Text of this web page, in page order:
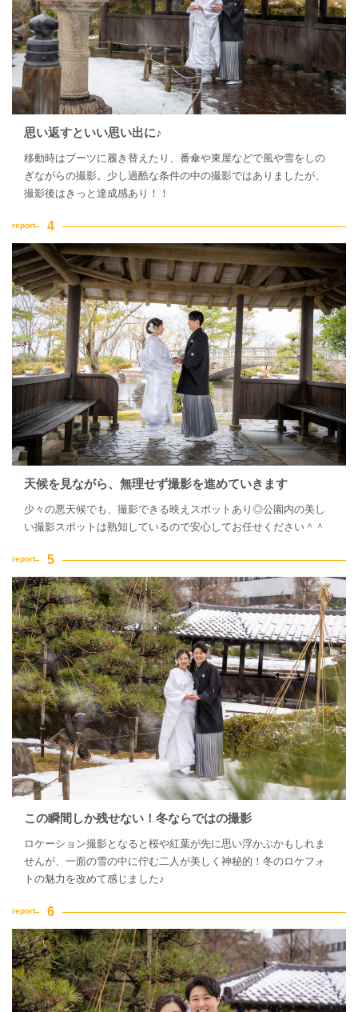
思い返すといい思い出に♪
移動時はブーツに履き替えたり、番傘や東屋などで風や雪をしの
ぎながらの撮影。少し過酷な条件の中の撮影ではありましたが、
撮影後はきっと達成感あり！！
天候を見ながら、無理せず撮影を進めていきます
少々の悪天候でも、撮影できる映えスポットあり◎公園内の美し
い撮影スポットは熟知しているので安心してお任せください＾＾
この瞬間しか残せない！冬ならではの撮影
ロケーション撮影となると桜や紅葉が先に思い浮かぶかもしれま
せんが、一面の雪の中に佇む二人が美しく神秘的！冬のロケフォ
トの魅力を改めて感じました♪